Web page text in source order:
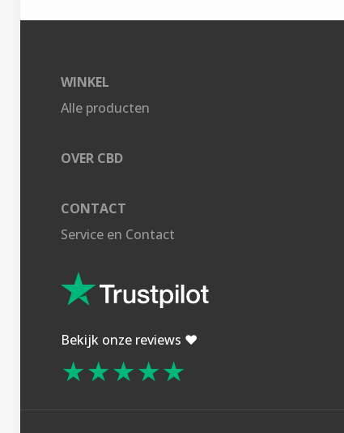
WINKEL
Alle producten
OVER CBD
CONTACT
Service en Contact
Bekijk onze reviews ❤️
★★★★★